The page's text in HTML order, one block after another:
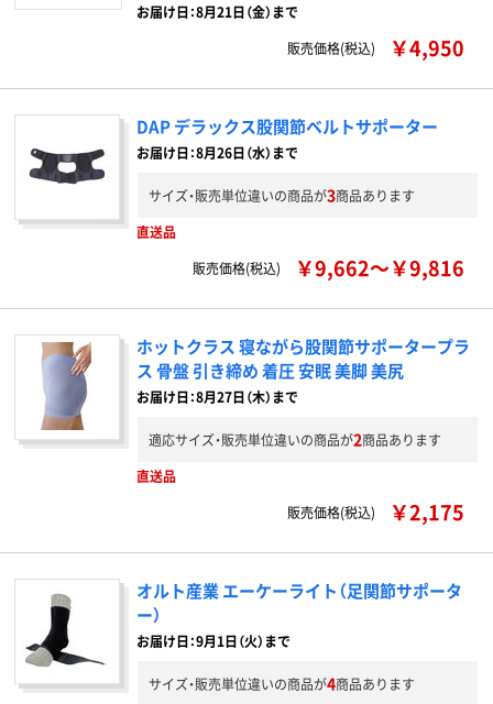
お届け日：8月21日（金）まで
販売価格(税込)
￥4,950
DAP デラックス股関節ベルトサポーター
お届け日：8月26日（水）まで
サイズ・販売単位違いの商品が3商品あります
直送品
販売価格(税込)
￥9,662～￥9,816
ホットクラス 寝ながら股関節サポータープラ
ス 骨盤 引き締め 着圧 安眠 美脚 美尻
お届け日：8月27日（木）まで
適応サイズ・販売単位違いの商品が2商品あります
直送品
販売価格(税込)
￥2,175
オルト産業 エーケーライト（足関節サポータ
ー）
お届け日：9月1日（火）まで
サイズ・販売単位違いの商品が4商品あります